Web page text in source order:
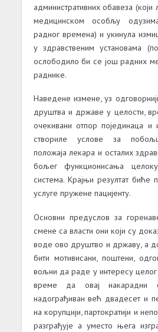
административних обавеза
медицинском особљу
радног времена) и укинула
у здравственим установама
ослободило би се још радних
раднике.
Наведене измене, уз
друштва и државе у целости,
очекивани отпор појединаца и
створиле услове за
положаја лекара и осталих
бољег функционисања
система. Крајњи резултат биће
услуге пружене пацијенту.
Основни предуслов за
смене са власти они који су
воде ово друштво и државу, а
бити мотивисани, поштени,
вољни да раде у интересу
време да овај накарадни
надограђиван већ двадесет и
на корупцији, партократији и
разграђује а уместо њега